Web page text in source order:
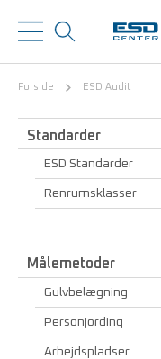
Forside ESD Audit
Standarder
ESD Standarder
Renrumsklasser
Målemetoder
Gulvbelægning
Personjording
Arbejdspladser